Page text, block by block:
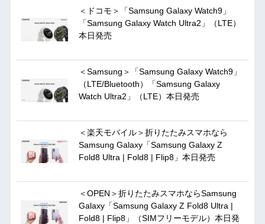
＜ドコモ＞「Samsung Galaxy Watch9」
「Samsung Galaxy Watch Ultra2」（LTE）
本日発売
＜Samsung＞「Samsung Galaxy Watch9」
（LTE/Bluetooth）「Samsung Galaxy
Watch Ultra2」（LTE）本日発売
＜楽天モバイル＞折りたたみスマホなら
Samsung Galaxy「Samsung Galaxy Z
Fold8 Ultra | Fold8 | Flip8」本日発売
＜OPEN＞折りたたみスマホならSamsung
Galaxy「Samsung Galaxy Z Fold8 Ultra |
Fold8 | Flip8」（SIMフリーモデル）本日発